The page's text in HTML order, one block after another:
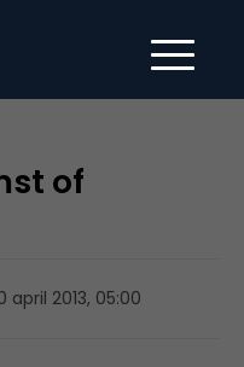
of
april 2013, 05:00